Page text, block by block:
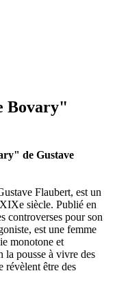
Bovary"
de Gustave
Flaubert, est un
siècle. Publié en
controverses pour son
est une femme
monotone et
la pousse à vivre des
révèlent être des